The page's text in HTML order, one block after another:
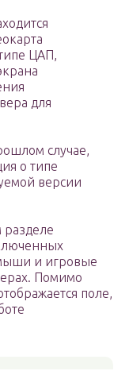
ЦАП,
для
случае,
о типе
версии
и игровые
Помимо
поле,